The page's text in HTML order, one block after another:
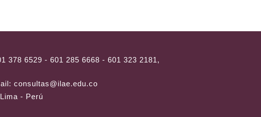
378 6529 - 601 285 6668 - 601 323 2181,
consultas@ilae.edu.co
- Perú